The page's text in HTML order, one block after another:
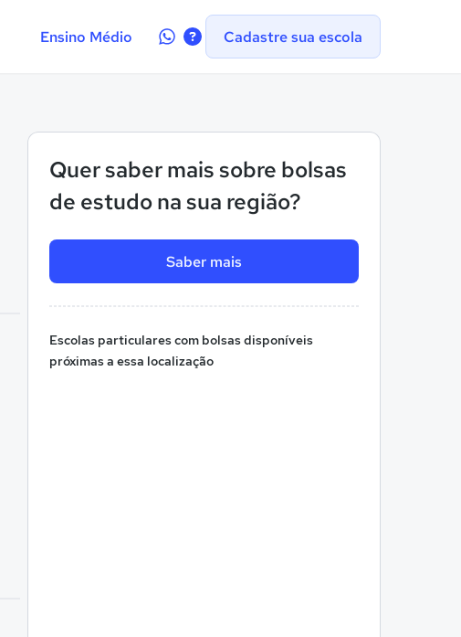
Ensino Médio
Contate-Cadastre sua escola
Quer saber mais sobre bolsas
de estudo na sua região?
Saber mais
Escolas particulares com bolsas disponíveis
próximas a essa localização